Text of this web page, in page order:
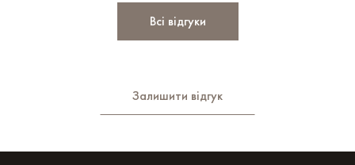
Всі відгуки
Залишити відгук